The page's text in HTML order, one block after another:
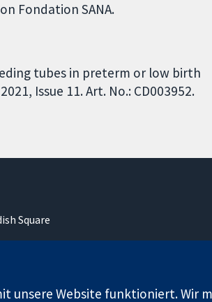
Fondation SANA.
tubes in preterm or low birth
Issue 11. Art. No.: CD003952.
Square
unsere Website funktioniert. Wir